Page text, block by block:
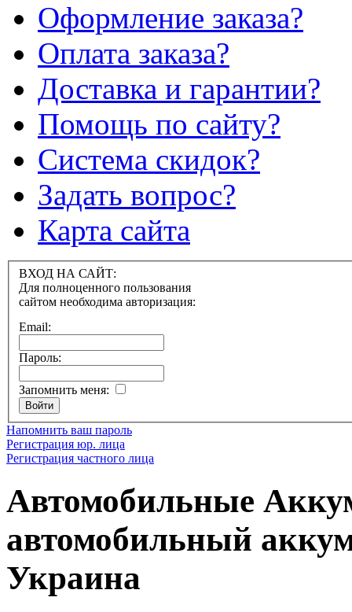
Оформление заказа?
Оплата заказа?
Доставка и гарантии?
Помощь по сайту?
Система скидок?
Задать вопрос?
Карта сайта
ВХОД НА САЙТ:
Для полноценного пользования
сайтом необходима авторизация:
Email:
Пароль:
Запомнить меня:
Войти
Напомнить ваш пароль
Регистрация юр. лица
Регистрация частного лица
Автомобильные
автомобильный
Украина